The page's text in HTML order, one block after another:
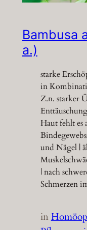
Bambusa
a.)
starke
in
Z.n. starker
Haut fehlt es
und Nägel |
| nach
Schmerzen
in